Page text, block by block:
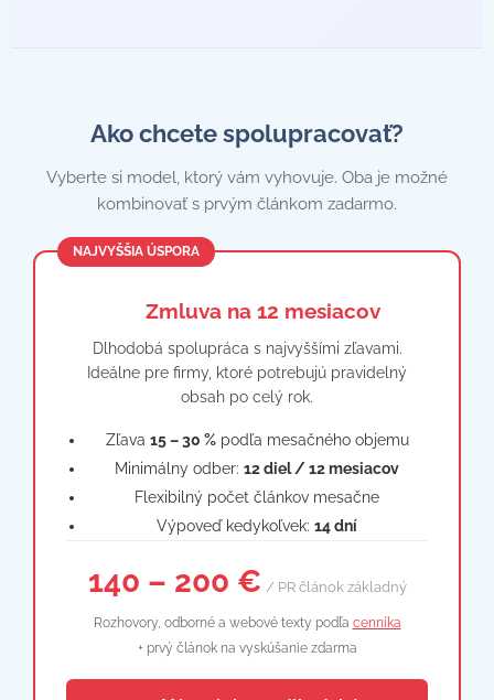
Ako chcete spolupracovať?
Vyberte si model, ktorý vám vyhovuje. Oba je možné
kombinovať s prvým článkom zadarmo.
NAJVYŠŠIA ÚSPORA
📋 Zmluva na 12 mesiacov
Dlhodobá spolupráca s najvyššími zľavami.
Ideálne pre firmy, ktoré potrebujú pravidelný
obsah po celý rok.
Zľava 15 – 30 %podľa mesačného objemu
Minimálny odber: 12 diel / 12 mesiacov
Flexibilný počet článkov mesačne
Výpoveď kedykoľvek: 14 dní
140 – 200 € / PR článok základný
Rozhovory, odborné a webové texty podľa cenníka
+ prvý článok na vyskúšanie zdarma